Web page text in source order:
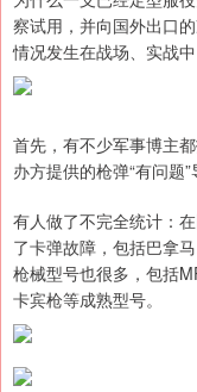
察试用，并向国外出口
情况发生在战场、实战
首先，有不少军事博主
办方提供的枪弹“有问题”
有人做了不完全统计：
了卡弹故障，包括巴拿
枪械型号也很多，包括
卡宾枪等成熟型号。